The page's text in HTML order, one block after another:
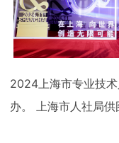
2024上海市专业技
办。 上海市人社局供